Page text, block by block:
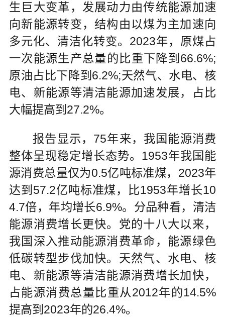
生巨大变革，发展动力由传统能源加速
向新能源转变，结构由以煤为主加速向
多元化、清洁化转变。2023年，原煤占
一次能源生产总量的比重下降到66.6%;
原油占比下降到6.2%;天然气、水电、核
电、新能源等清洁能源加速发展，占比
大幅提高到27.2%。
报告显示，75年来，我国能源消费
整体呈现稳定增长态势。1953年我国能
源消费总量仅为0.5亿吨标准煤，2023年
达到57.2亿吨标准煤，比1953年增长10
4.7倍，年均增长6.9%。分品种看，清洁
能源消费增长更快。党的十八大以来，
我国深入推动能源消费革命，能源绿色
低碳转型步伐加快。天然气、水电、核
电、新能源等清洁能源消费增长加快，
占能源消费总量比重从2012年的14.5%
提高到2023年的26.4%。